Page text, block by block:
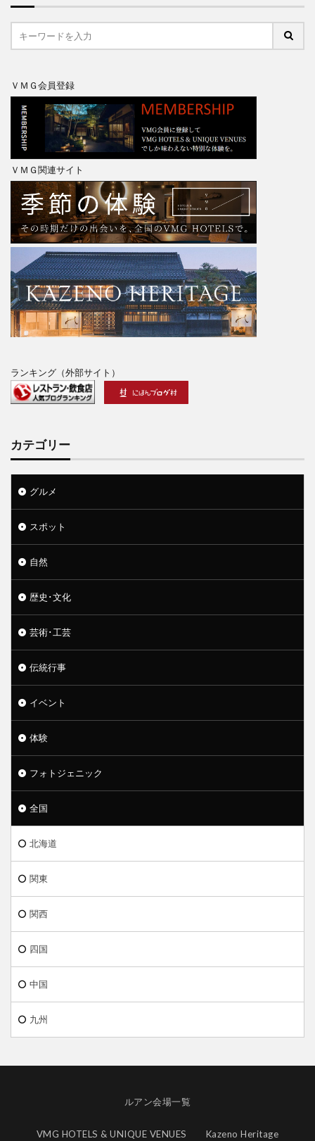
ＶＭＧ会員登録
ＶＭＧ関連サイト
ランキング（外部サイト）
カテゴリー
グルメ
スポット
自然
歴史･文化
芸術･工芸
伝統行事
イベント
体験
フォトジェニック
全国
北海道
関東
関西
四国
中国
九州
ルアン会場一覧
VMG HOTELS & UNIQUE VENUES Kazeno Heritage